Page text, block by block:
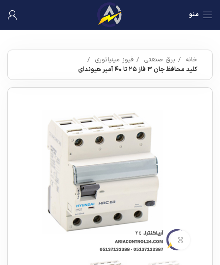
منو
خانه برق صنعتی
فیوز مینیاتوری
کلید محافظ جان ۳ فاز ۲۵ تا ۴۰ آمپر هیوندای
برای بزرگنمایی کلیک کنید